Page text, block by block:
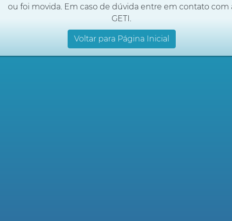
ou foi movida. Em caso de dúvida entre em contato com
GETI.
Voltar para Página Inicial